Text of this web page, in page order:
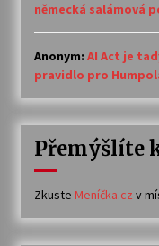
německá salámová
Anonym: AI Act je
pravidlo pro
Přemýšlíte
Zkuste Meníčka.cz v